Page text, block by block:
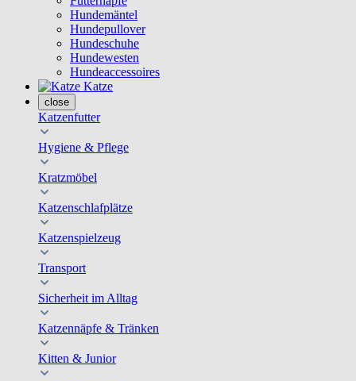
Hundemäntel
Hundepullover
Hundeschuhe
Hundewesten
Hundeaccessoires
Katze
close
Katzenfutter
Hygiene & Pflege
Kratzmöbel
Katzenschlafplätze
Katzenspielzeug
Transport
Sicherheit im Alltag
Katzennäpfe & Tränken
Kitten & Junior